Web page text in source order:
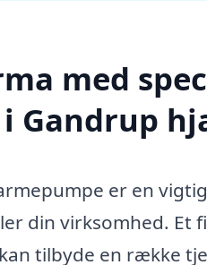
med
Gandrup
er en
din virksomhed. Et
tilbyde en række